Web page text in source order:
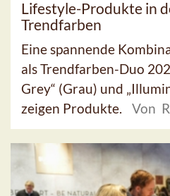
Lifestyle-Produkte in
Trendfarben
Eine spannende
als Trendfarben-Duo
Grey“ (Grau) und
zeigen Produkte.
Von